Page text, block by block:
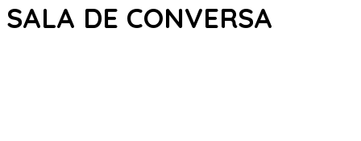
SALA DE CONVERSA